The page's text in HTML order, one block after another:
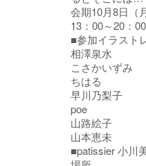
会期10月8日（
13：00～20：
■参加イラスト
相澤泉水
こさかいずみ
ちはる
早川乃梨子
poe
山路絵子
山本恵未
■patissier 小川